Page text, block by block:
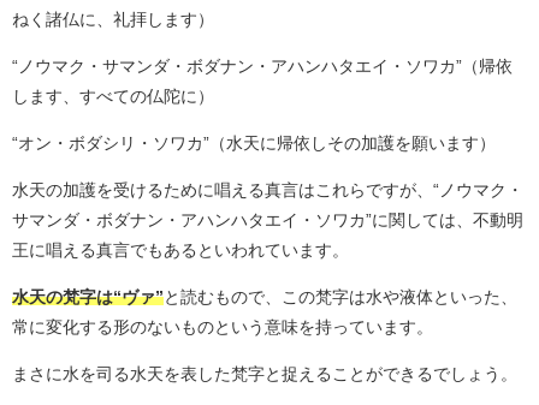
ねく諸仏に、礼拝します）
“ノウマク・サマンダ・ボダナン・アハンハタエイ・ソワカ”（帰依
します、すべての仏陀に）
“オン・ボダシリ・ソワカ”（水天に帰依しその加護を願います）
水天の加護を受けるために唱える真言はこれらですが、“ノウマク・
サマンダ・ボダナン・アハンハタエイ・ソワカ”に関しては、不動明
王に唱える真言でもあるといわれています。
水天の梵字は“ヴァ”と読むもので、この梵字は水や液体といった、
常に変化する形のないものという意味を持っています。
まさに水を司る水天を表した梵字と捉えることができるでしょう。